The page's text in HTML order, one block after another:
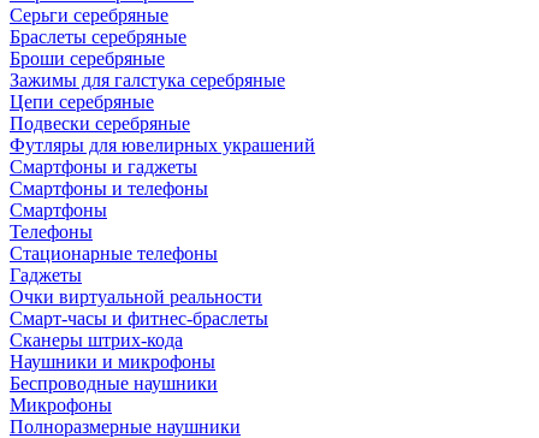
Серьги серебряные
Браслеты серебряные
Броши серебряные
Зажимы для галстука серебряные
Цепи серебряные
Подвески серебряные
Футляры для ювелирных украшений
Смартфоны и гаджеты
Смартфоны и телефоны
Смартфоны
Телефоны
Стационарные телефоны
Гаджеты
Очки виртуальной реальности
Смарт-часы и фитнес-браслеты
Сканеры штрих-кода
Наушники и микрофоны
Беспроводные наушники
Микрофоны
Полноразмерные наушники